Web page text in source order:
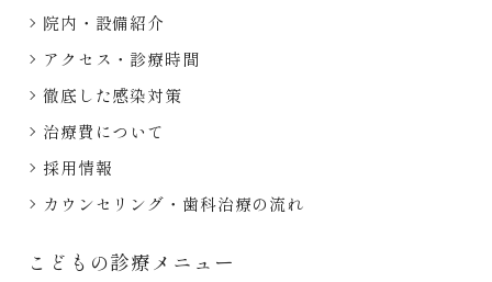
院内・設備紹介
アクセス・診療時間
徹底した感染対策
治療費について
採用情報
カウンセリング・歯科治療の流れ
こどもの診療メニュー